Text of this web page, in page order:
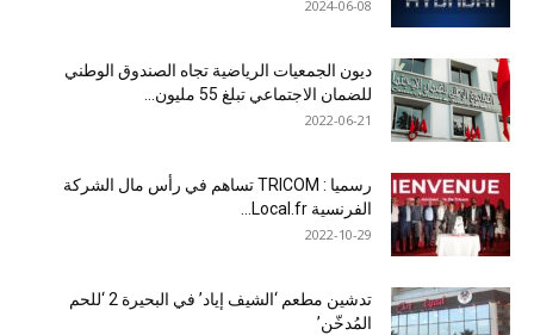
2024-06-08
ديون الجمعيات الرياضية تجاه الصندوق الوطني
للضمان الاجتماعي تبلغ 55 مليون...
2022-06-21
رسميا : TRICOM تساهم في رأس مال الشركة
الفرنسية Local.fr...
2022-10-29
تدشين مطعم ‘الشيف إياد’ في البحيرة 2 ‘للحم
المُدخّن’